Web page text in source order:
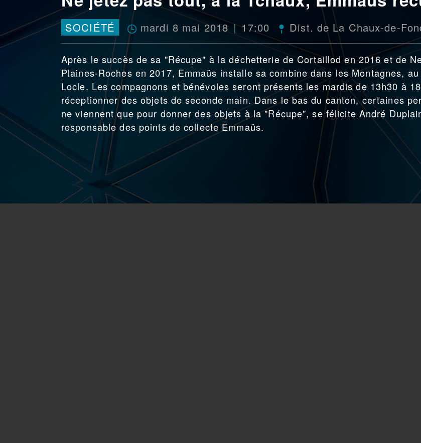
SOCIÉTÉ mardi 8 mai 2018 17:00 Dist. de La Chaux-de-
Après le succès de sa "Récupe" à la déchetterie de Cortaillod en 2016 et de
Plaines-Roches en 2017, Emmaüs installe sa combine dans les Montagnes,
Locle. Les compagnons et bénévoles seront présents les mardis de 13h30 à
réceptionner des objets de seconde main. Dans le bas du canton, certaines
ne viennent que pour donner des objets à la "Récupe", se félicite André
responsable des points de collecte Emmaüs.